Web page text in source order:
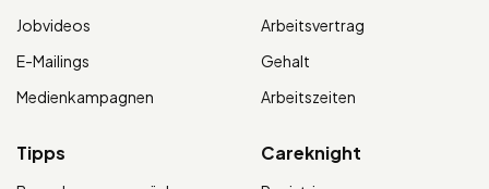
Jobvideos
E-Mailings
Medienkampagnen
Arbeitsvertrag
Gehalt
Arbeitszeiten
Tipps Careknight